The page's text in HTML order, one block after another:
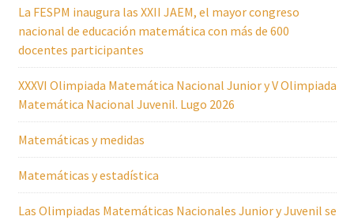
La FESPM inaugura las XXII JAEM, el mayor congreso
nacional de educación matemática con más de 600
docentes participantes
XXXVI Olimpiada Matemática Nacional Junior y V Olimpiada
Matemática Nacional Juvenil. Lugo 2026
Matemáticas y medidas
Matemáticas y estadística
Las Olimpiadas Matemáticas Nacionales Junior y Juvenil se